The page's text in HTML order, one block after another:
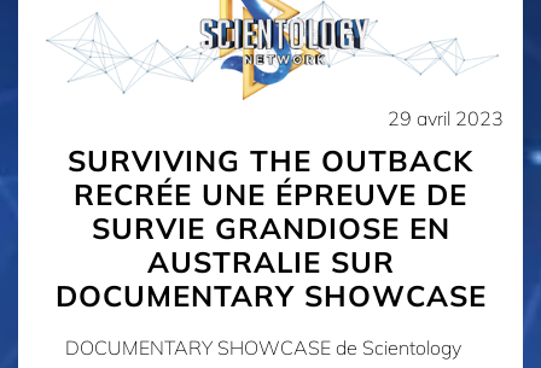
29 avril 2023
SURVIVING THE OUTBACK
RECRÉE UNE ÉPREUVE DE
SURVIE GRANDIOSE EN
AUSTRALIE SUR
DOCUMENTARY SHOWCASE
DOCUMENTARY SHOWCASE de Scientology